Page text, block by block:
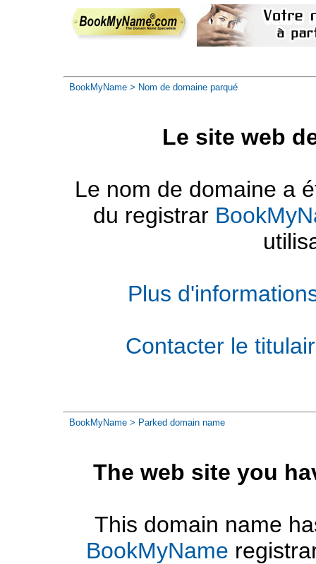
BookMyName > Nom de domaine parqué
Le site web
Le nom de domaine a
du registrar
Plus
Contacter le
BookMyName > Parked domain name
The web site you
This domain name
BookMyName